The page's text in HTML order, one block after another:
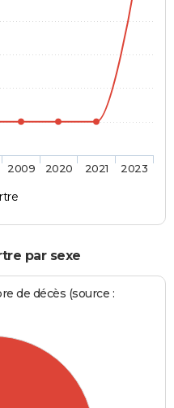
2009 2020 2021 2023
par sexe
de décès (source :